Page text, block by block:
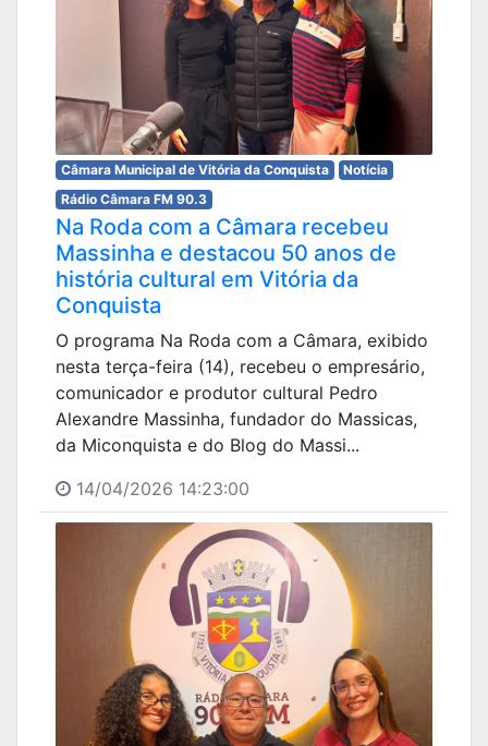
Câmara Municipal de Vitória da Conquista
Notícia
Rádio Câmara FM 90.3
Na Roda com a Câmara recebeu
Massinha e destacou 50 anos de
história cultural em Vitória da
Conquista
O programa Na Roda com a Câmara, exibido
nesta terça-feira (14), recebeu o empresário,
comunicador e produtor cultural Pedro
Alexandre Massinha, fundador do Massicas,
da Miconquista e do Blog do Massi...
14/04/2026 14:23:00